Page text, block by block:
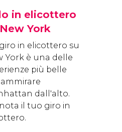
in elicottero
York
in elicottero su
York è una delle
più belle
dall'alto.
il tuo giro in